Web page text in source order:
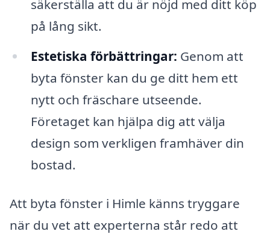
säkerställa att du är nöjd med ditt köp
på lång sikt.
Estetiska förbättringar: Genom att
byta fönster kan du ge ditt hem ett
nytt och fräschare utseende.
Företaget kan hjälpa dig att välja
design som verkligen framhäver din
bostad.
Att byta fönster i Himle känns tryggare
när du vet att experterna står redo att